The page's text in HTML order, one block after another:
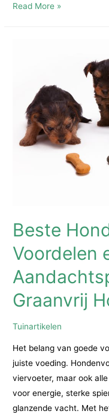
Tierra
Sfeer
voor
Huis
Read More »
Beste
Voordelen
Graanvrij
Tuinartikelen
Het belang van goede
juiste voeding.
viervoeter, maar ook
voor energie, sterke
glanzende vacht. Met